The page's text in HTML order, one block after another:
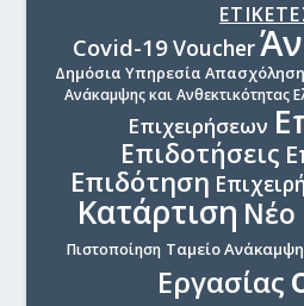
Covid-19Voucher
Δημόσια Υπηρεσία
Ανάκαμψης και Ανθεκτικότητας
Επιχειρήσεων
Επιδοτήσεις
Επιδότηση
Κατάρτιση Νέο
Πιστοποίηση Ταμείο
Εργασίας